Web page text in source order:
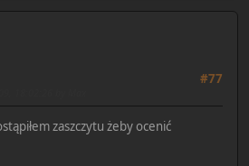
#77
zaszczytu żeby ocenić